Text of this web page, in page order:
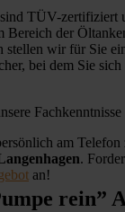
TÜV-zertifiziert
Bereich der
wir für Sie
bei dem Sie
am Telefon
.
an!
rein”